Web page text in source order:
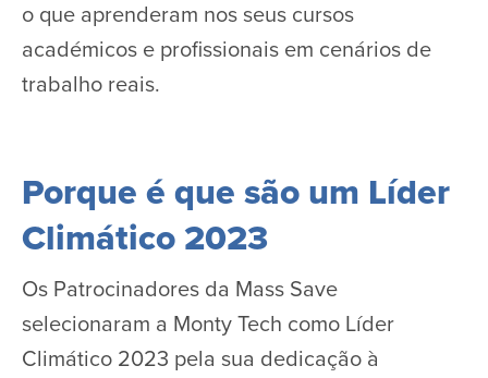
o que aprenderam nos seus cursos
académicos e profissionais em cenários de
trabalho reais.
Porque é que são um Líder
Climático 2023
Os Patrocinadores da Mass Save
selecionaram a Monty Tech como Líder
Climático 2023 pela sua dedicação à